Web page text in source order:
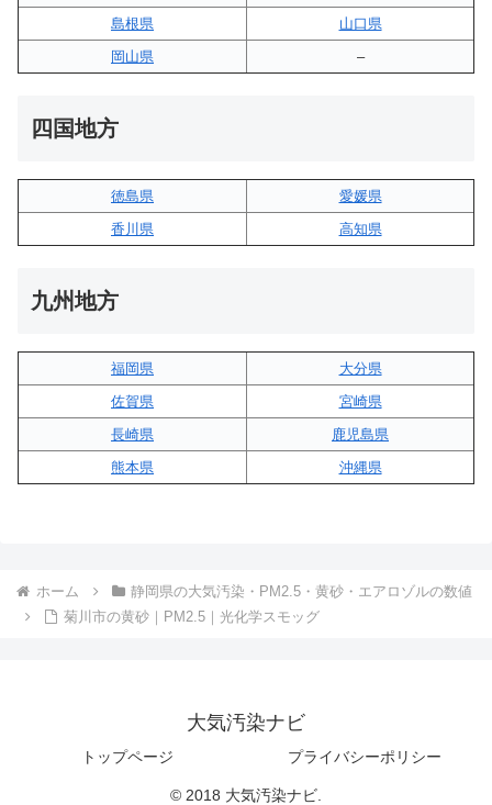
島根県
山口県
岡山県
–
四国地方
徳島県
愛媛県
香川県
高知県
九州地方
福岡県
大分県
佐賀県
宮崎県
長崎県
鹿児島県
熊本県
沖縄県
ホーム
静岡県の大気汚染・PM2.5・黄砂・エアロゾルの数値
菊川市の黄砂｜PM2.5｜光化学スモッグ
大気汚染ナビ
トップページ プライバシーポリシー
© 2018 大気汚染ナビ.